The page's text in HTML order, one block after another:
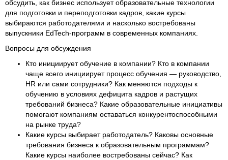
обсудить, как бизнес использует образовательные технологии
для подготовки и переподготовки кадров, какие курсы
выбираются работодателями и насколько востребованы
выпускники EdTech-программ в современных компаниях.
Вопросы для обсуждения
Кто инициирует обучение в компании? Кто в компании
чаще всего инициирует процесс обучения — руководство,
HR или сами сотрудники? Как меняются подходы к
обучению в условиях дефицита кадров и растущих
требований бизнеса? Какие образовательные инициативы
помогают компаниям оставаться конкурентоспособными
на рынке труда?
Какие курсы выбирает работодатель? Каковы основные
требования бизнеса к образовательным программам?
Какие курсы наиболее востребованы сейчас? Как